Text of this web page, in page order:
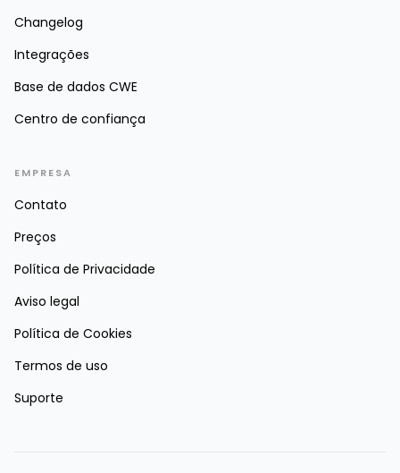
Changelog
Integrações
Base de dados CWE
Centro de confiança
EMPRESA
Contato
Preços
Política de Privacidade
Aviso legal
Política de Cookies
Termos de uso
Suporte